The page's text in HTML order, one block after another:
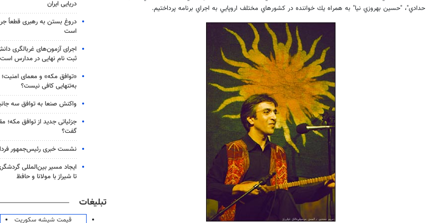
حدادي"، "حسين بهروزي نيا" به همراه يك خواننده در كشورهاي مختلف اروپايي به اجراي برنامه پرداختيم.
دریایی ایران
دروغ بستن به رهبری قطعاً
است
اجرای آزمون‌های غربالگری
ثبت نام نهایی در مدارس است
«توافق مکه» و معمای امنیت؛
به‌تنهایی کافی نیست؟
واکنش صنعا به توافق سه
جزئیاتی جدید از توافق مکه؛
گفت؟
نشست خبری رئیس‌جمهور فردا
ایجاد مسیر بین‌المللی
تا شیراز با مولانا و حافظ
تبلیغات
قیمت شیشه سکوریت